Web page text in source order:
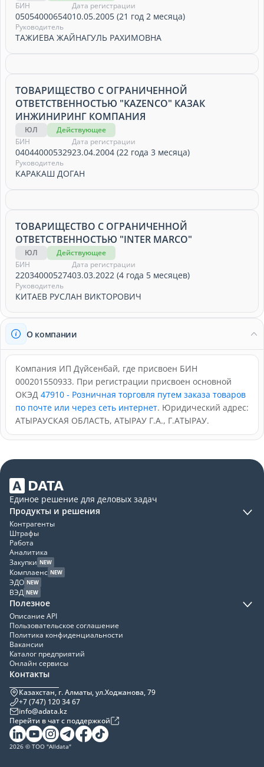
БИН
050540006540
Дата регистрации
10.05.2005 (21 год 2 месяца)
Руководитель
ТАЖИЕВА ЖАЙНАГУЛЬ РАХИМОВНА
ТОВАРИЩЕСТВО С ОГРАНИЧЕННОЙ
ОТВЕТСТВЕННОСТЬЮ "KAZENСO" КАЗАК
ИНЖИНИРИНГ КОМПАНИЯ
ЮЛ
Действующее
БИН
040440005329
Дата регистрации
23.04.2004 (22 года 3 месяца)
Руководитель
КАРАКАШ ДОГАН
ТОВАРИЩЕСТВО С ОГРАНИЧЕННОЙ
ОТВЕТСТВЕННОСТЬЮ "INTER MARCO"
ЮЛ
Действующее
БИН
220340005274
Дата регистрации
03.03.2022 (4 года 5 месяцев)
Руководитель
КИТАЕВ РУСЛАН ВИКТОРОВИЧ
О компании
Компания ИП Дүйсенбай, где присвоен БИН
000201550933. При регистрации присвоен основной
ОКЭД 47910 - Розничная торговля путем заказа товаров
по почте или через сеть интернет. Юридический адрес:
АТЫРАУСКАЯ ОБЛАСТЬ, АТЫРАУ Г.А., Г.АТЫРАУ.
Единое решение для деловых задач
Продукты и решения
Контрагенты
Штрафы
Работа
Аналитика
Закупки NEW
Комплаенс NEW
ЭДО NEW
ВЭД NEW
Полезное
Описание API
Пользовательское соглашение
Политика конфиденциальности
Вакансии
Каталог предприятий
Онлайн сервисы
Контакты
Казахстан, г. Алматы, ул.Ходжанова, 79
+7 (747) 120 34 67
info@adata.kz
Перейти в чат с поддержкой
2026 © ТОО "Alldata"